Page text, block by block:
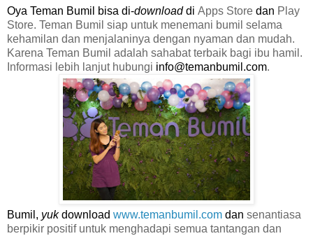
Oya Teman Bumil bisa di-download di Apps Store dan Play
Store. Teman Bumil siap untuk menemani bumil selama
kehamilan dan menjalaninya dengan nyaman dan mudah.
Karena Teman Bumil adalah sahabat terbaik bagi ibu hamil.
Informasi lebih lanjut hubungi info@temanbumil.com.
Bumil, yuk download www.temanbumil.com dan senantiasa
berpikir positif untuk menghadapi semua tantangan dan